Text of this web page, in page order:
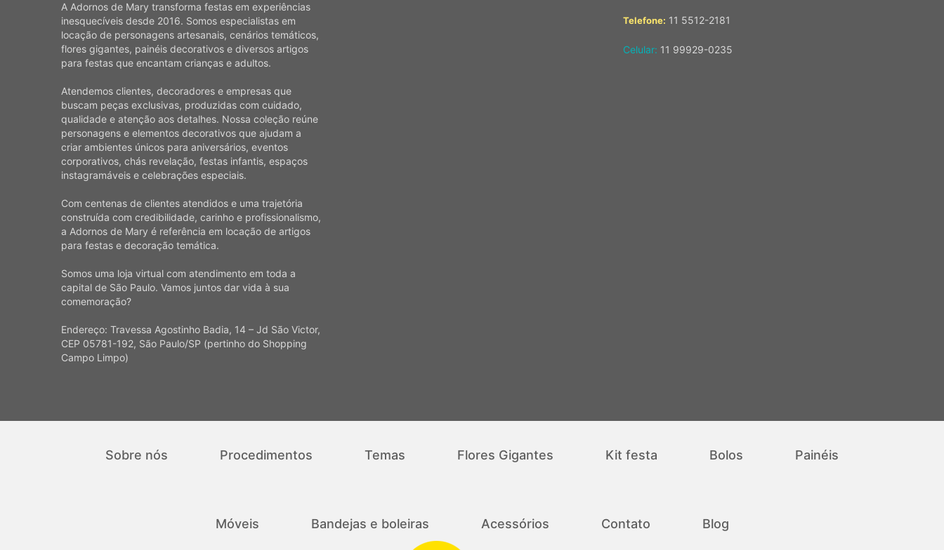
A Adornos de Mary transforma festas em experiências
inesquecíveis desde 2016. Somos especialistas em
locação de personagens artesanais, cenários temáticos,
flores gigantes, painéis decorativos e diversos artigos
para festas que encantam crianças e adultos.
Atendemos clientes, decoradores e empresas que
buscam peças exclusivas, produzidas com cuidado,
qualidade e atenção aos detalhes. Nossa coleção reúne
personagens e elementos decorativos que ajudam a
criar ambientes únicos para aniversários, eventos
corporativos, chás revelação, festas infantis, espaços
instagramáveis e celebrações especiais.
Com centenas de clientes atendidos e uma trajetória
construída com credibilidade, carinho e profissionalismo,
a Adornos de Mary é referência em locação de artigos
para festas e decoração temática.
Somos uma loja virtual com atendimento em toda a
capital de São Paulo. Vamos juntos dar vida à sua
comemoração?
Endereço: Travessa Agostinho Badia, 14 – Jd São Victor,
CEP 05781-192, São Paulo/SP (pertinho do Shopping
Campo Limpo)
Telefone: 11 5512-2181
Celular: 11 99929-0235
Sobre nós Procedimentos Temas Flores Gigantes Kit festa Bolos Painéis
Móveis Bandejas e boleiras Acessórios Contato Blog